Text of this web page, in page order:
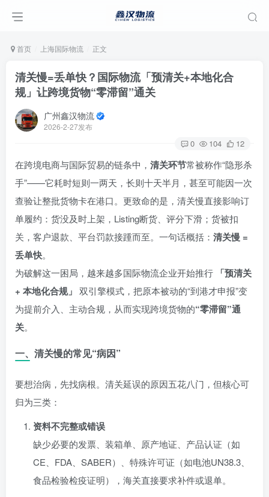
首页 上海国际物流 正文
清关慢=丢单快？国际物流「预清关+本地化合
规」让跨境货物“零滞留”通关
广州鑫汉物流
2026-2-27发布
0 104 12
在跨境电商与国际贸易的链条中， 清关环节常被称作“隐形杀
手”——它耗时短则一两天，长则十天半月，甚至可能因一次
查验让整批货物卡在港口。更致命的是，清关慢直接影响订
单履约：货没及时上架，Listing断货、评分下滑；货被扣
关，客户退款、平台罚款接踵而至。一句话概括： 清关慢 =
丢单快。
为破解这一困局，越来越多国际物流企业开始推行
「预清关
+ 本地化合规」 双引擎模式，把原本被动的“到港才申报”变
为提前介入、主动合规，从而实现跨境货物的“零滞留”通
关。
一、清关慢的常见“病因”
要想治病，先找病根。清关延误的原因五花八门，但核心可
归为三类：
资料不完整或错误
缺少必要的发票、装箱单、原产地证、产品认证（如
CE、FDA、SABER）、特殊许可证（如电池UN38.3、
食品检验检疫证明），海关直接要求补件或退单。